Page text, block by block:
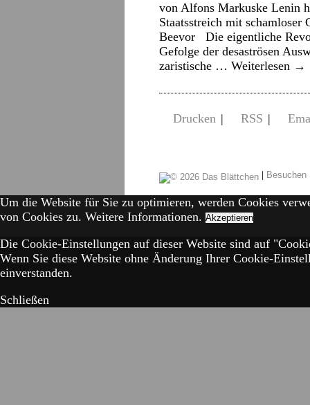
von Alfons Markuske Lenin
Staatsstreich mit
Beevor Die eigentliche
Gefolge der desaströsen
zaristische … Weiterlesen →
Drucken | RSS |
|
Um die Website für Sie zu optimieren, werden Cookies
von Cookies zu. Weitere Informationen. Akzeptieren
Die Cookie-Einstellungen auf dieser Website sind auf
Wenn Sie diese Website ohne Änderung Ihrer Cookie-
einverstanden.
Schließen